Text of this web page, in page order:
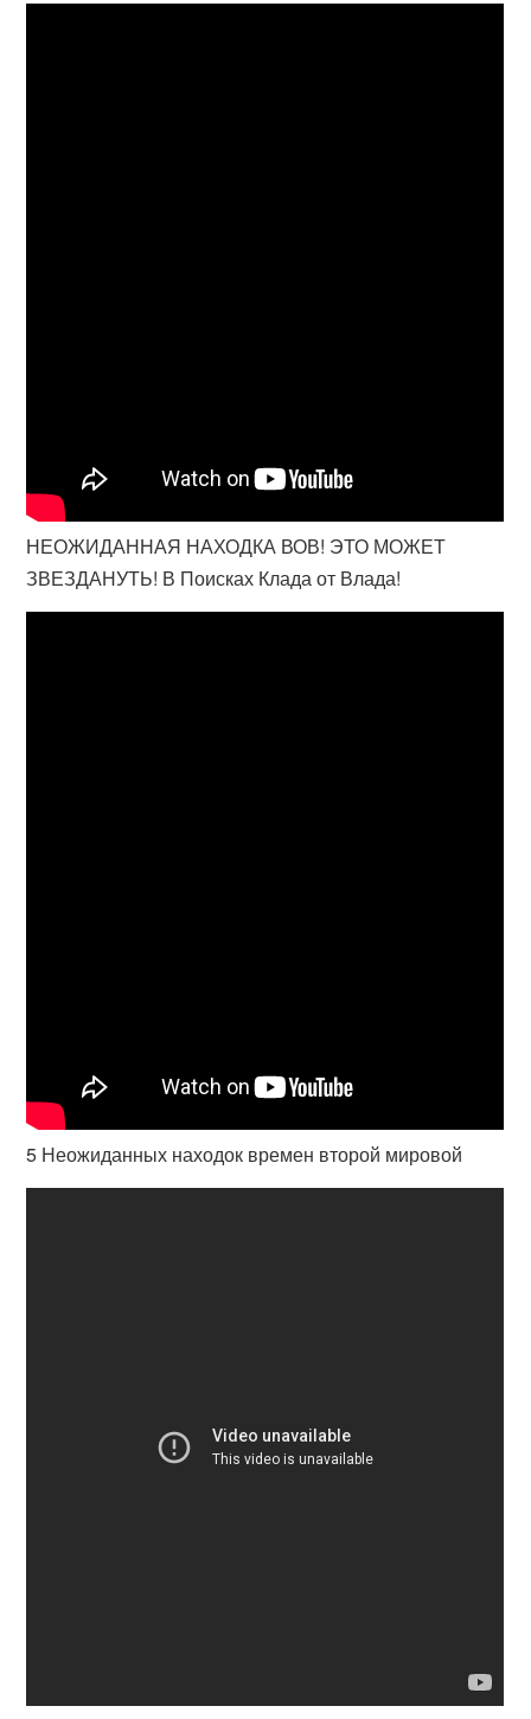
НЕОЖИДАННАЯ НАХОДКА ВОВ! ЭТО МОЖЕТ
ЗВЕЗДАНУТЬ! В Поисках Клада от Влада!
5 Неожиданных находок времен второй мировой